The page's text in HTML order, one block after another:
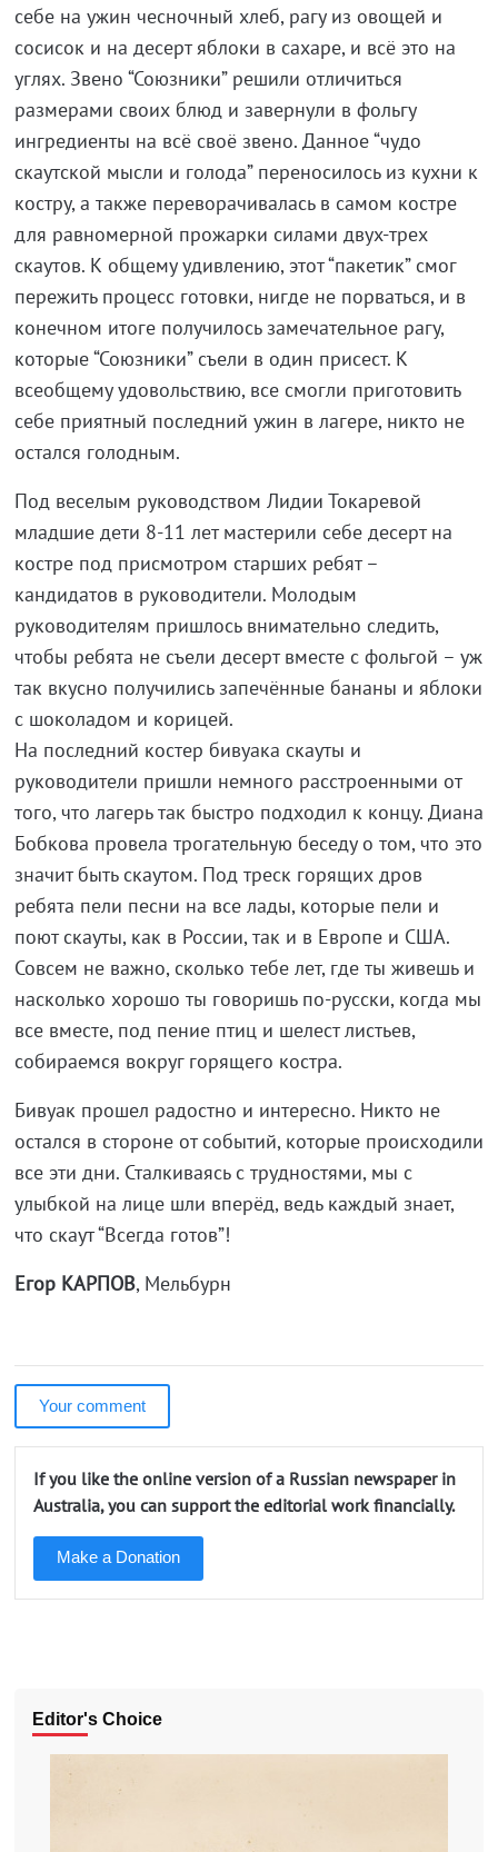
себе на ужин чесночный хлеб, рагу из овощей и
сосисок и на десерт яблоки в сахаре, и всё это на
углях. Звено “Союзники” решили отличиться
размерами своих блюд и завернули в фольгу
ингредиенты на всё своё звено. Данное “чудо
скаутской мысли и голода” переносилось из кухни к
костру, а также переворачивалась в самом костре
для равномерной прожарки силами двух-трех
скаутов. К общему удивлению, этот “пакетик” смог
пережить процесс готовки, нигде не порваться, и в
конечном итоге получилось замечательное рагу,
которые “Союзники” съели в один присест. К
всеобщему удовольствию, все смогли приготовить
себе приятный последний ужин в лагере, никто не
остался голодным.
Под веселым руководством Лидии Токаревой
младшие дети 8-11 лет мастерили себе десерт на
костре под присмотром старших ребят –
кандидатов в руководители. Молодым
руководителям пришлось внимательно следить,
чтобы ребята не съели десерт вместе с фольгой – уж
так вкусно получились запечённые бананы и яблоки
с шоколадом и корицей.
На последний костер бивуака скауты и
руководители пришли немного расстроенными от
того, что лагерь так быстро подходил к концу. Диана
Бобкова провела трогательную беседу о том, что это
значит быть скаутом. Под треск горящих дров
ребята пели песни на все лады, которые пели и
поют скауты, как в России, так и в Европе и США.
Совсем не важно, сколько тебе лет, где ты живешь и
насколько хорошо ты говоришь по-русски, когда мы
все вместе, под пение птиц и шелест листьев,
собираемся вокруг горящего костра.
Бивуак прошел радостно и интересно. Никто не
остался в стороне от событий, которые происходили
все эти дни. Сталкиваясь с трудностями, мы с
улыбкой на лице шли вперёд, ведь каждый знает,
что скаут “Всегда готов”!
Егор КАРПОВ, Мельбурн
Your comment
If you like the online version of a Russian newspaper in
Australia, you can support the editorial work financially.
Make a Donation
Editor's Choice